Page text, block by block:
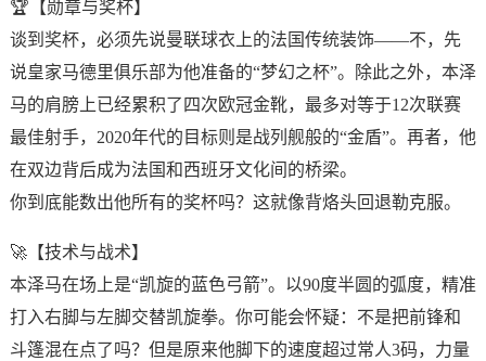
🏆【勋章与奖杯】
谈到奖杯，必须先说曼联球衣上的法国传统装饰——不，先
说皇家马德里俱乐部为他准备的“梦幻之杯”。除此之外，本泽
马的肩膀上已经累积了四次欧冠金靴，最多对等于12次联赛
最佳射手，2020年代的目标则是战列舰般的“金盾”。再者，他
在双边背后成为法国和西班牙文化间的桥梁。
你到底能数出他所有的奖杯吗？这就像背烙头回退勒克服。
🚀【技术与战术】
本泽马在场上是“凯旋的蓝色弓箭”。以90度半圆的弧度，精准
打入右脚与左脚交替凯旋拳。你可能会怀疑：不是把前锋和
斗篷混在点了吗？但是原来他脚下的速度超过常人3码，力量